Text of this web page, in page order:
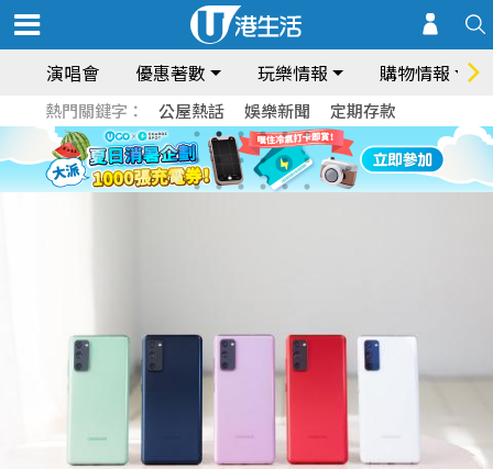
演唱會 優惠著數 玩樂情報 購物情報
熱門關鍵字： 公屋熱話 娛樂新聞 定期存款